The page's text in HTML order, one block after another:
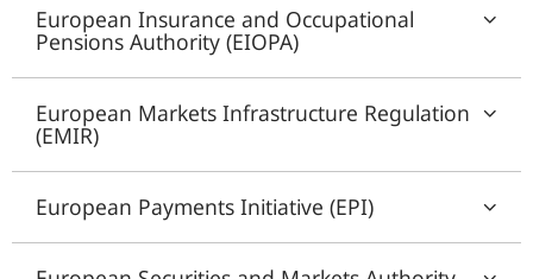
European Insurance and Occupational
Pensions Authority (EIOPA)
European Markets Infrastructure Regulation
(EMIR)
European Payments Initiative (EPI)